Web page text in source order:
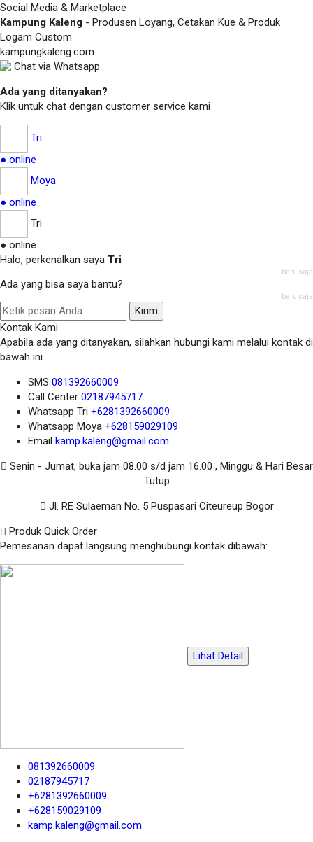
Social Media & Marketplace
Kampung Kaleng - Produsen Loyang, Cetakan Kue & Produk
Logam Custom
kampungkaleng.com
Chat via Whatsapp
Ada yang ditanyakan?
Klik untuk chat dengan customer service kami
Tri
● online
Moya
● online
Tri
● online
Halo, perkenalkan saya Tri
baru saja
Ada yang bisa saya bantu?
baru saja
Kirim
Kontak Kami
Apabila ada yang ditanyakan, silahkan hubungi kami melalui kontak di
bawah ini.
SMS 081392660009
Call Center 02187945717
Whatsapp Tri +6281392660009
Whatsapp Moya +628159029109
Email kamp.kaleng@gmail.com
Senin - Jumat, buka jam 08.00 s/d jam 16.00 , Minggu & Hari Besar
Tutup
Jl. RE Sulaeman No. 5 Puspasari Citeureup Bogor
Produk Quick Order
Pemesanan dapat langsung menghubungi kontak dibawah:
Lihat Detail
081392660009
02187945717
+6281392660009
+628159029109
kamp.kaleng@gmail.com